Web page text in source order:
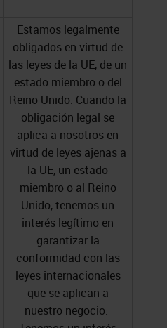
Estamos legalmente
obligados en virtud de
las leyes de la UE, de un
estado miembro o del
Reino Unido. Cuando la
obligación legal se
aplica a nosotros en
virtud de leyes ajenas a
la UE, un estado
miembro o al Reino
Unido, tenemos un
interés legítimo en
garantizar la
conformidad con las
leyes internacionales
que se aplican a
nuestro negocio.